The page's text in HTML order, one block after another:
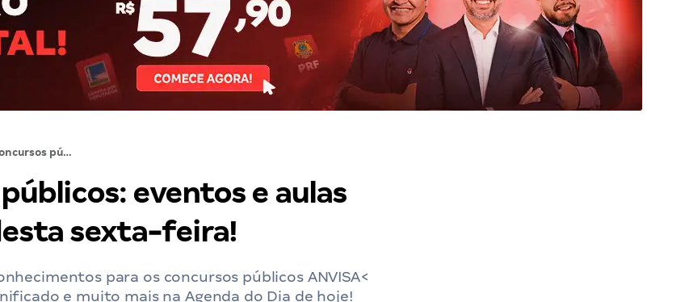
Concursos públicos: eventos e aulas gratuitas desta sexta-feira!
eventos e aulas
sexta-feira!
para os concursos públicos ANVISA<
e muito mais na Agenda do Dia de hoje!